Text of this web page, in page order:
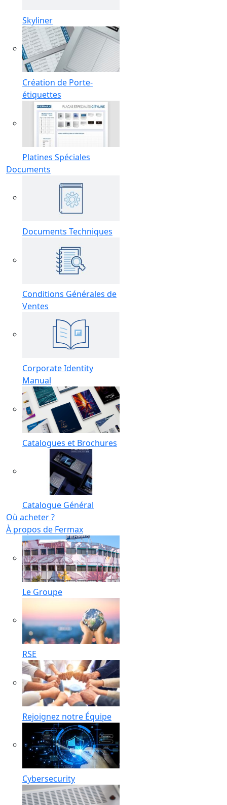
Skyliner
Création de Porte-
étiquettes
Platines Spéciales
Documents
Documents Techniques
Conditions Générales de
Ventes
Corporate Identity
Manual
Catalogues et Brochures
Catalogue Général
Où acheter ?
À propos de Fermax
Le Groupe
RSE
Rejoignez notre Équipe
Cybersecurity